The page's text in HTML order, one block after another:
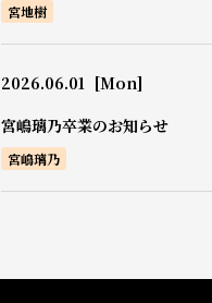
宮地樹
2026.06.01 [Mon]
宮嶋璃乃卒業のお知らせ
宮嶋璃乃